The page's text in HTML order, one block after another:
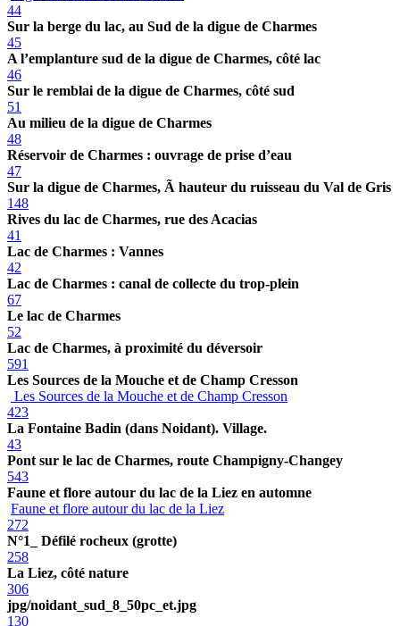
44
Sur la berge du lac, au Sud de la digue de Charmes
45
A l’emplanture sud de la digue de Charmes, côté lac
46
Sur le remblai de la digue de Charmes, côté sud
51
Au milieu de la digue de Charmes
48
Réservoir de Charmes : ouvrage de prise d’eau
47
Sur la digue de Charmes, Ã hauteur du ruisseau du Val de Gris
148
Rives du lac de Charmes, rue des Acacias
41
Lac de Charmes : Vannes
42
Lac de Charmes : canal de collecte du trop-plein
67
Le lac de Charmes
52
Lac de Charmes, à proximité du déversoir
591
Les Sources de la Mouche et de Champ Cresson
Les Sources de la Mouche et de Champ Cresson
423
La Fontaine Badin (dans Noidant). Village.
43
Pont sur le lac de Charmes, route Champigny-Changey
543
Faune et flore autour du lac de la Liez en automne
Faune et flore autour du lac de la Liez
272
N°1_ Défilé rocheux (grotte)
258
La Liez, côté nature
306
jpg/noidant_sud_8_50pc_et.jpg
130